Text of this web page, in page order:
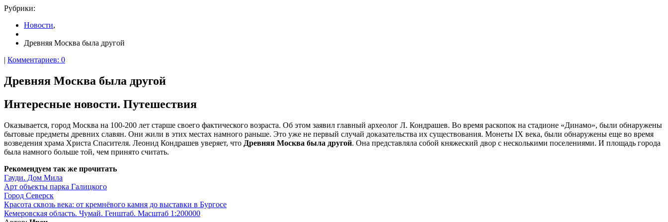
Рубрики:
Новости,
Древняя Москва была другой
| Комментариев: 0
Древняя Москва была другой
Интересные новости. Путешествия
Оказывается, город Москва на 100-200 лет старше своего фактического возраста. Об этом заявил главный археолог Л. Кондрашев. Во время раскопок на стадионе «Динамо», были обнаружены
бытовые предметы древних славян. Они жили в этих местах намного раньше. Это уже не первый случай доказательства их существования. Монеты IX века, были обнаружены еще во время
возведения храма Христа Спасителя. Леонид Кондрашев уверяет, что Древняя Москва была другой. Она представляла собой княжеский двор с несколькими поселениями. И площадь города
была намного больше той, чем принято считать.
Рекомендуем так же прочитать
Гауди. Дом Мила
Арт объекты парка Галицкого
Город Северск
Красота сквозь века: от кремнёвого камня до выставки в Бургосе
Кемеровская область. Чумай. Генштаб. Масштаб 1:200000